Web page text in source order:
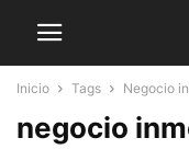
Inicio Tags Negocio
negocio